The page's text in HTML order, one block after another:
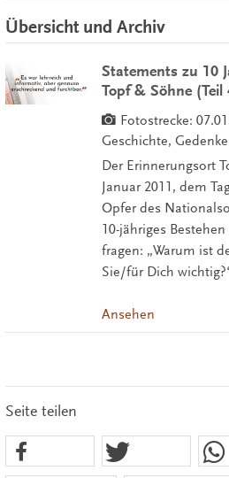
Übersicht und Archiv
Statements zu 10
Topf & Söhne (Teil
Fotostrecke:
Geschichte,
Der Erinnerungsort
Januar 2011, dem
Opfer des
10-jähriges
fragen: „Warum ist
Sie/für Dich
Ansehen
Seite teilen